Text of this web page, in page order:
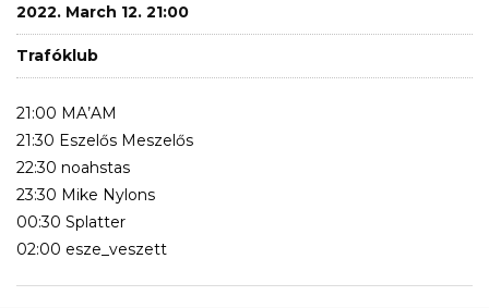
2022. March 12. 21:00
Trafóklub
21:00 MA’AM
21:30 Eszelős Meszelős
22:30 noahstas
23:30 Mike Nylons
00:30 Splatter
02:00 esze_veszett